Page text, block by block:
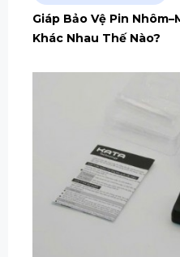
Giáp Bảo Vệ Pin
Khác Nhau Thế Nào?